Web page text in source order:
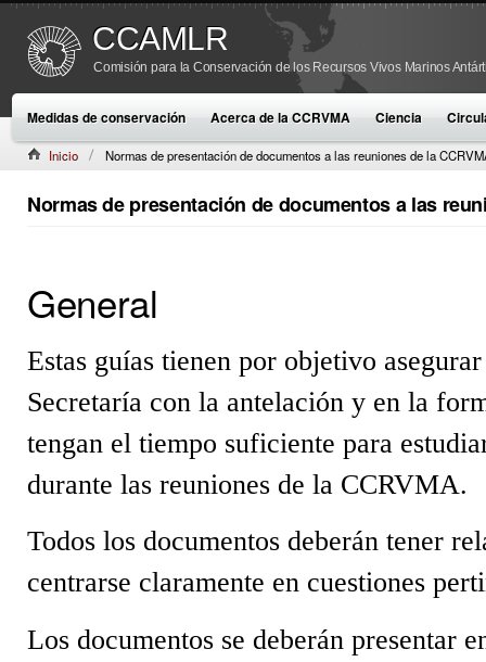
CCAMLR
Comisión para la Conservación de los Recursos Vivos Marinos
Medidas de conservación Acerca de la CCRVMA Ciencia
Inicio Normas de presentación de documentos a las reuniones de la
Normas de presentación de documentos a las
General
Estas guías tienen por objetivo
Secretaría con la antelación y en la
tengan el tiempo suficiente para
durante las reuniones de la CCRVMA.
Todos los documentos deberán tener
centrarse claramente en cuestiones
Los documentos se deberán presentar